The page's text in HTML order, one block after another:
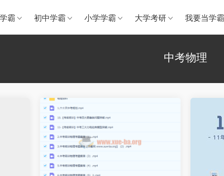
霸 初中学霸 小学学霸 大学考研 我要当学霸
中考物理